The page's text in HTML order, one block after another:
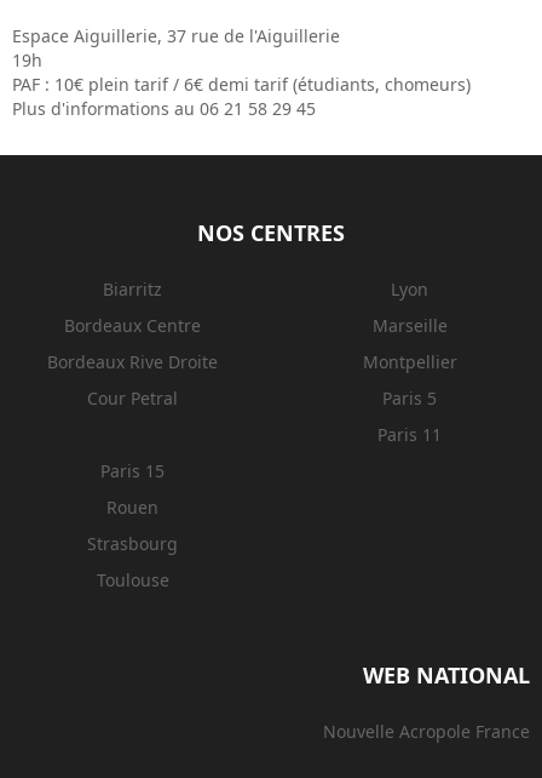
Espace Aiguillerie, 37 rue de l'Aiguillerie
19h
PAF : 10€ plein tarif / 6€ demi tarif (étudiants, chomeurs)
Plus d'informations au 06 21 58 29 45
NOS CENTRES
Biarritz
Bordeaux Centre
Bordeaux Rive Droite
Cour Petral
Lyon
Marseille
Montpellier
Paris 5
Paris 11
Paris 15
Rouen
Strasbourg
Toulouse
WEB NATIONAL
Nouvelle Acropole France